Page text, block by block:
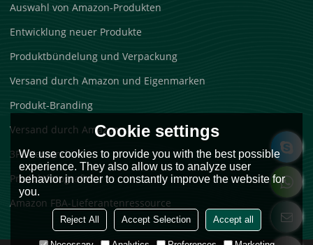
Auswahl von Amazon-Produkten
Entwicklung neuer Produkte
Produktbündelung und Verpackung
Versand durch Amazon und Eigenmarken
Produkt-Branding
Versand durch Amazon
3PL-Versand
Produktfotografie
Amazon FBA-Lieferantenressource
Cookie settings
We use cookies to provide you with the best possible
experience. They also allow us to analyze user
behavior in order to constantly improve the website for
you.
Reject All Accept Selection Accept all